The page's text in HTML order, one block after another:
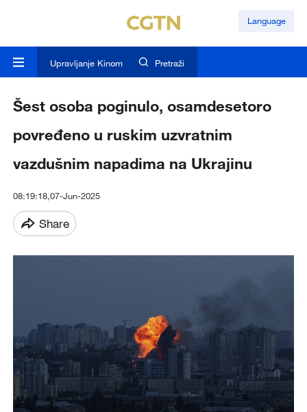
Language
Upravljanje Kinom Pretraži
Šest osoba poginulo, osamdesetoro
povređeno u ruskim uzvratnim
vazdušnim napadima na Ukrajinu
08:19:18,07-Jun-2025
Share